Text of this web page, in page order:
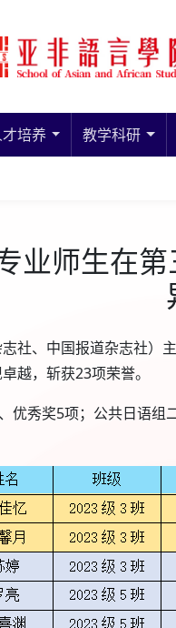
培养 教学科研
师生在
社、中国报道杂志社）
越，斩获23项荣誉。
优秀奖5项；公共日语